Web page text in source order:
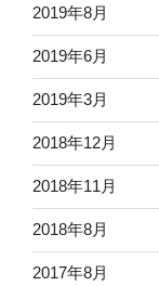
2019年8月
2019年6月
2019年3月
2018年12月
2018年11月
2018年8月
2017年8月